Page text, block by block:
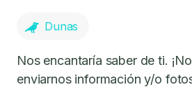
Dunas
Nos encantaría saber de ti.
enviarnos información y/o